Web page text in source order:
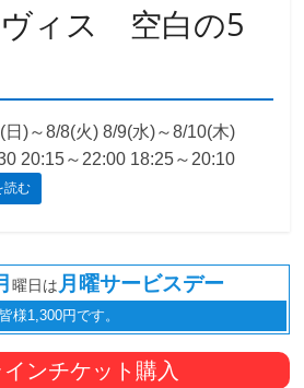
ィス 空白の5
日)～8/8(火) 8/9(水)～8/10(木)
20:15～22:00 18:25～20:10
読む
曜日は 月曜サービスデー
皆様1,300円です。
ンチケット購入